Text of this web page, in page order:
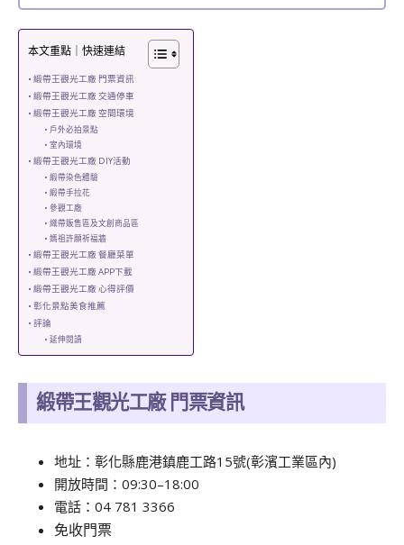
本文重點｜快速連結
緞帶王觀光工廠 門票資訊
緞帶王觀光工廠 交通停車
緞帶王觀光工廠 空間環境
戶外必拍景點
室內環境
緞帶王觀光工廠 DIY活動
緞帶染色體驗
緞帶手拉花
參觀工廠
織帶販售區及文創商品區
媽祖許願祈福牆
緞帶王觀光工廠 餐廳菜單
緞帶王觀光工廠 APP下載
緞帶王觀光工廠 心得評價
彰化景點美食推薦
評論
延伸閱讀
緞帶王觀光工廠 門票資訊
地址：彰化縣鹿港鎮鹿工路15號(彰濱工業區內)
開放時間：09:30–18:00
電話： 04 781 3366
免收門票